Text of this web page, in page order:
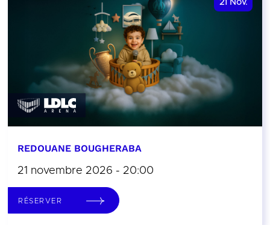
21 Nov.
REDOUANE BOUGHERABA
21 novembre 2026 - 20:00
RÉSERVER